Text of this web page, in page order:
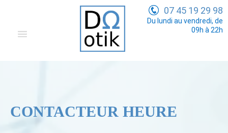
Tarifs
07 45 19 29 98
Du lundi au vendredi, de
09h à 22h
CONTACTEUR HEURE